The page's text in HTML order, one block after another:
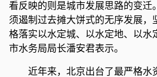
看反映的则是城市发展思路的变迁
须遏制过去摊大饼式的无序发展，
格落实以水定城、以水定地、以水
市水务局局长潘安君表示。
近年来，北京出台了最严格水